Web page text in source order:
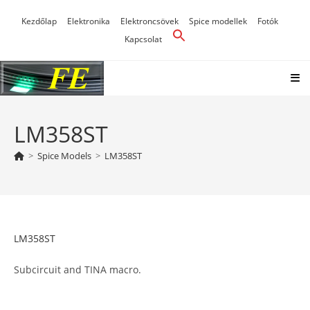
Kezdőlap Elektronika Elektroncsövek Spice modellek
Fotók
Kapcsolat
LM358ST
> Spice Models > LM358ST
LM358ST
Subcircuit and TINA macro.